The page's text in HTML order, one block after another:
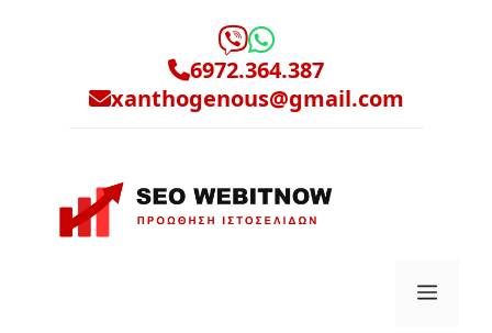
6972.364.387
xanthogenous@gmail.com